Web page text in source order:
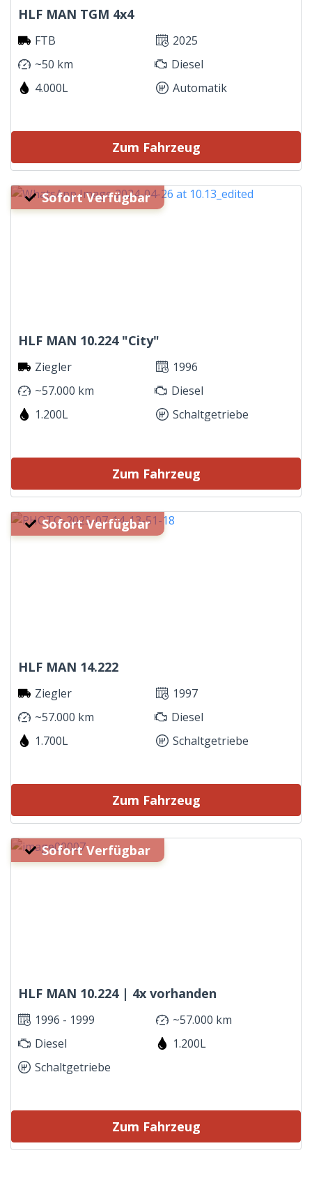
HLF MAN TGM 4x4
FTB
2025
~50 km
Diesel
4.000L
Automatik
Zum Fahrzeug
HLF MAN 10.224 "City"
Ziegler
1996
~57.000 km
Diesel
1.200L
Schaltgetriebe
Sofort Verfügbar
Zum Fahrzeug
HLF MAN 14.222
Ziegler
1997
~57.000 km
Diesel
1.700L
Schaltgetriebe
Sofort Verfügbar
Zum Fahrzeug
HLF MAN 10.224 | 4x vorhanden
1996 - 1999
~57.000 km
Diesel
1.200L
Schaltgetriebe
Sofort Verfügbar
Zum Fahrzeug